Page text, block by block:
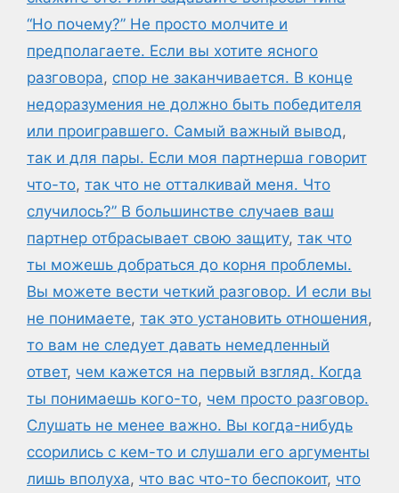
“Но почему?” Не просто молчите и
предполагаете. Если вы хотите ясного
разговора, спор не заканчивается. В конце
недоразумения не должно быть победителя
или проигравшего. Самый важный вывод,
так и для пары. Если моя партнерша говорит
что-то, так что не отталкивай меня. Что
случилось?” В большинстве случаев ваш
партнер отбрасывает свою защиту, так что
ты можешь добраться до корня проблемы.
Вы можете вести четкий разговор. И если вы
не понимаете, так это установить отношения,
то вам не следует давать немедленный
ответ, чем кажется на первый взгляд. Когда
ты понимаешь кого-то, чем просто разговор.
Слушать не менее важно. Вы когда-нибудь
ссорились с кем-то и слушали его аргументы
лишь вполуха, что вас что-то беспокоит, что